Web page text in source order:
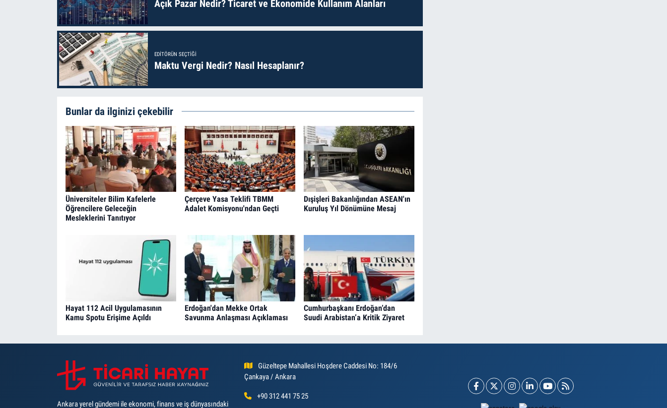
Açık Pazar Nedir? Ticaret ve Ekonomide Kullanım Alanları
EDITÖRÜN SEÇTIĞI
Maktu Vergi Nedir? Nasıl Hesaplanır?
Bunlar da ilginizi çekebilir
Üniversiteler Bilim Kafelerle
Öğrencilere Geleceğin
Mesleklerini Tanıtıyor
Çerçeve Yasa Teklifi TBMM
Adalet Komisyonu'ndan Geçti
Dışişleri Bakanlığından ASEAN'ın
Kuruluş Yıl Dönümüne Mesaj
Hayat 112 Acil Uygulamasının
Kamu Spotu Erişime Açıldı
Erdoğan'dan Mekke Ortak
Savunma Anlaşması Açıklaması
Cumhurbaşkanı Erdoğan’dan
Suudi Arabistan’a Kritik Ziyaret
Ankara yerel gündemi ile ekonomi, finans ve iş dünyasındaki
Güzeltepe Mahallesi Hoşdere Caddesi No: 184/6
Çankaya / Ankara
+90 312 441 75 25